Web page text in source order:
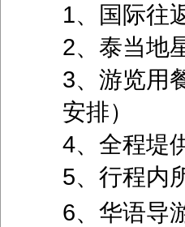
1、国际往
2、泰当地
3、游览用
安排）
4、全程堤
5、行程内
6、华语导